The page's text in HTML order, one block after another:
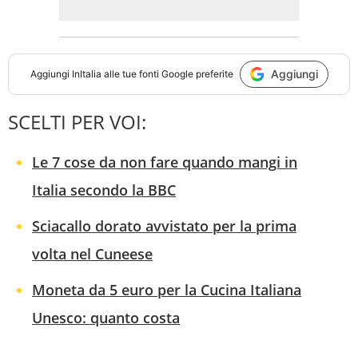
Aggiungi InItalia alle tue fonti Google preferite Aggiungi
SCELTI PER VOI:
Le 7 cose da non fare quando mangi in
Italia secondo la BBC
Sciacallo dorato avvistato per la prima
volta nel Cuneese
Moneta da 5 euro per la Cucina Italiana
Unesco: quanto costa